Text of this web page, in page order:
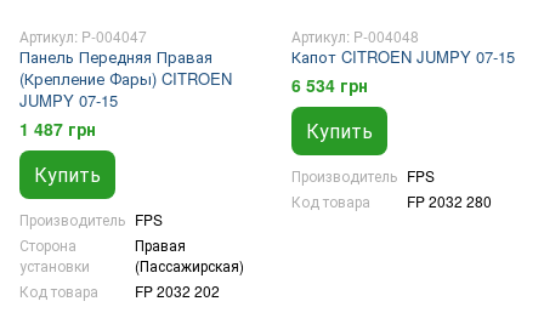
Артикул: P-004047
Панель Передняя Правая
(Крепление Фары) CITROEN
JUMPY 07-15
1 487 грн
Купить
Производитель FPS
Сторона
установки
Правая
(Пассажирская)
Код товара
FP 2032 202
Артикул: P-004048
Капот CITROEN JUMPY 07-15
6 534 грн
Купить
Производитель FPS
Код товара
FP 2032 280